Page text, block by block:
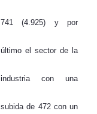
741 (4.925) y por
último el sector de la
industria con una
subida de 472 con un